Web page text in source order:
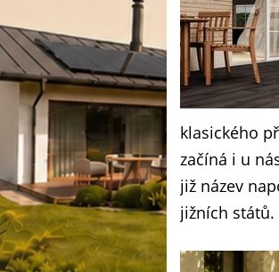
klasického
začíná i u
již název
jižních států.